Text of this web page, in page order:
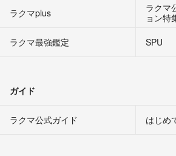
ラクマplus
ラクマ
ョン特
ラクマ最強鑑定
SPU
ガイド
ラクマ公式ガイド はじめ